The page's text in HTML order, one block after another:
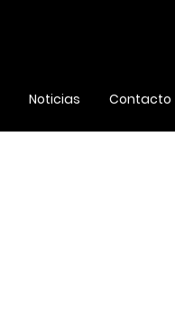
Noticias Contacto